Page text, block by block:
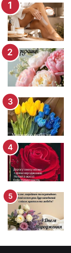
и
н
к
и
с
Д
н
м
р
о
ж
д
е
н
и
я
м
у
ж
ч
и